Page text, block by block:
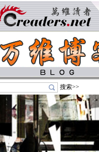
搜索>>